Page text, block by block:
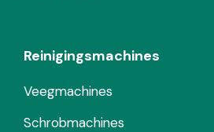
Reinigingsmachines
Veegmachines
Schrobmachines